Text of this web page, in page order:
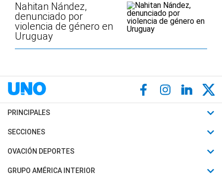
Nahitan Nández,
denunciado por
violencia de género en
Uruguay
PRINCIPALES
Últimas Noticias
Política
SECCIONES
Horóscopo
Motores
OVACIÓN DEPORTES
Fútbol
GRUPO AMÉRICA INTERIOR